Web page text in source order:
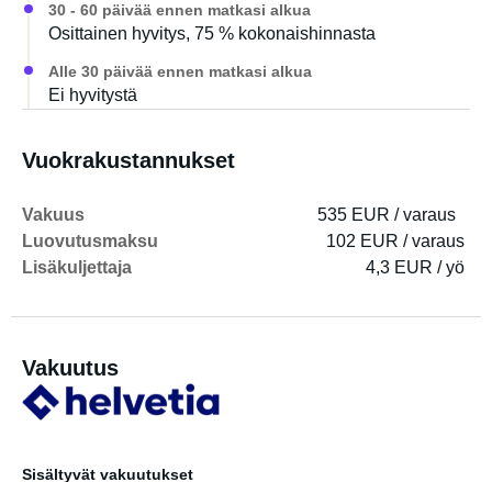
30 - 60 päivää ennen matkasi alkua
Osittainen hyvitys, 75 % kokonaishinnasta
Alle 30 päivää ennen matkasi alkua
Ei hyvitystä
Vuokrakustannukset
Vakuus
535 EUR / varaus
Luovutusmaksu
102 EUR / varaus
Lisäkuljettaja
4,3 EUR / yö
Vakuutus
Sisältyvät vakuutukset